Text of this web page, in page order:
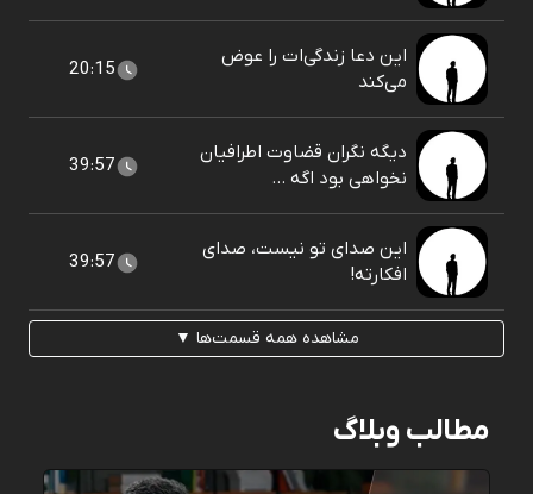
این دعا زندگی‌ات را عوض
می‌کند
20:15
دیگه نگران قضاوت اطرافیان
نخواهی بود اگه ...
39:57
این صدای تو نیست، صدای
افکارته!
39:57
مشاهده همه قسمت‌ها ▼
مطالب وبلاگ